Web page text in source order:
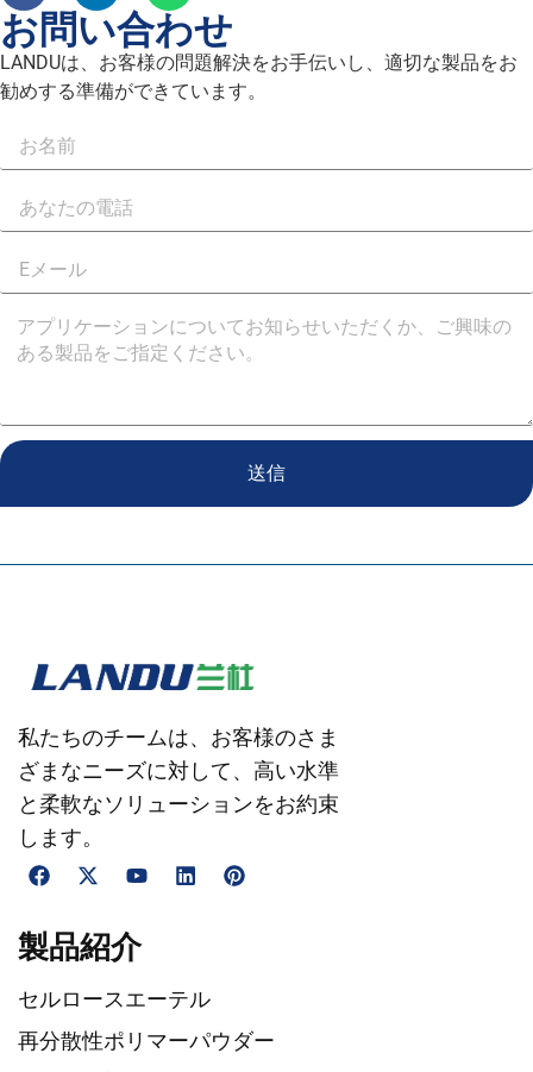
お問い合わせ
LANDUは、お客様の問題解決をお手伝いし、適切な製品をお
勧めする準備ができています。
送信
私たちのチームは、お客様のさま
ざまなニーズに対して、高い水準
と柔軟なソリューションをお約束
します。
製品紹介
セルロースエーテル
再分散性ポリマーパウダー